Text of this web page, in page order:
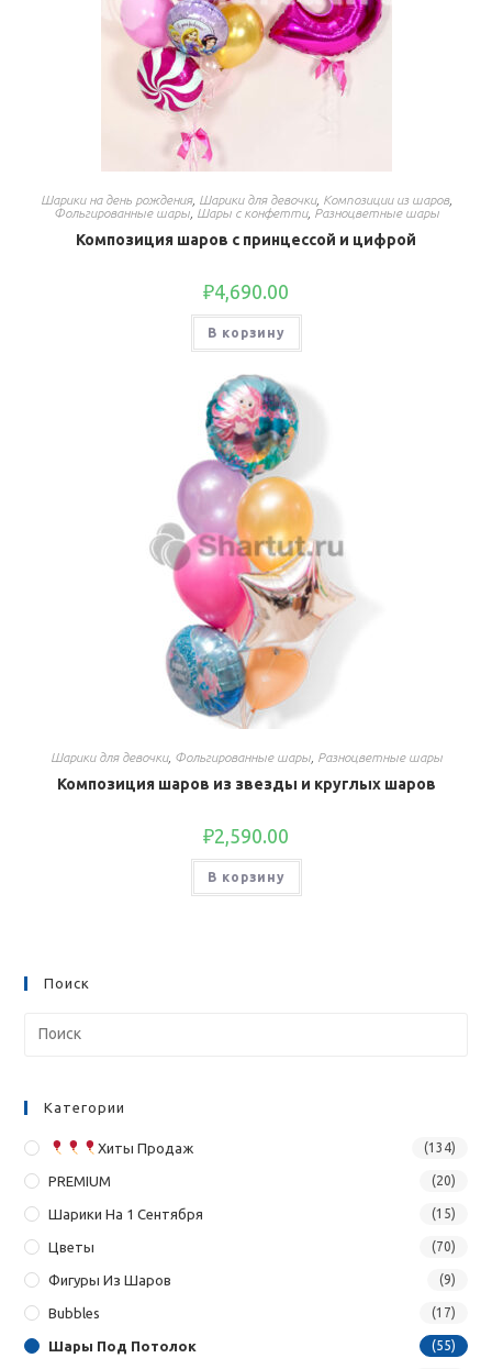
Шарики на день рождения, Шарики для девочки, Композиции из шаров,
Фольгированные шары, Шары с конфетти, Разноцветные шары
Композиция шаров с принцессой и цифрой
₽4,690.00
В корзину
Шарики для девочки, Фольгированные шары, Разноцветные шары
Композиция шаров из звезды и круглых шаров
₽2,590.00
В корзину
Поиск
Категории
Хиты Продаж (134)
PREMIUM (20)
Шарики На 1 Сентября (15)
Цветы (70)
Фигуры Из Шаров (9)
Bubbles (17)
Шары Под Потолок (55)